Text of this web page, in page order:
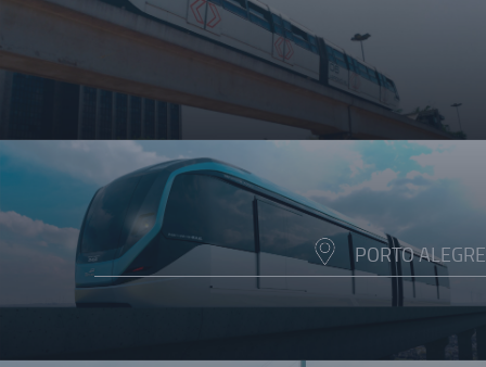
PORTO ALEGRE